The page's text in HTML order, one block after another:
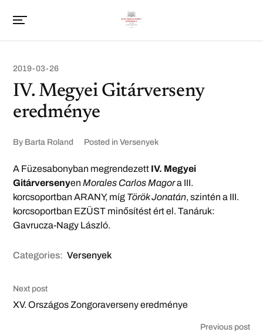
2019-03-26
IV. Megyei Gitárverseny
eredménye
By Barta Roland Posted in Versenyek
A Füzesabonyban megrendezett IV. Megyei
Gitárversenyen Morales Carlos Magora III.
korcsoportban ARANY, míg Török Jonatán, szintén a III.
korcsoportban EZÜST minősítést ért el. Tanáruk:
Gavrucza-Nagy László.
Categories: Versenyek
Next post
XV. Országos Zongoraverseny eredménye
Previous post